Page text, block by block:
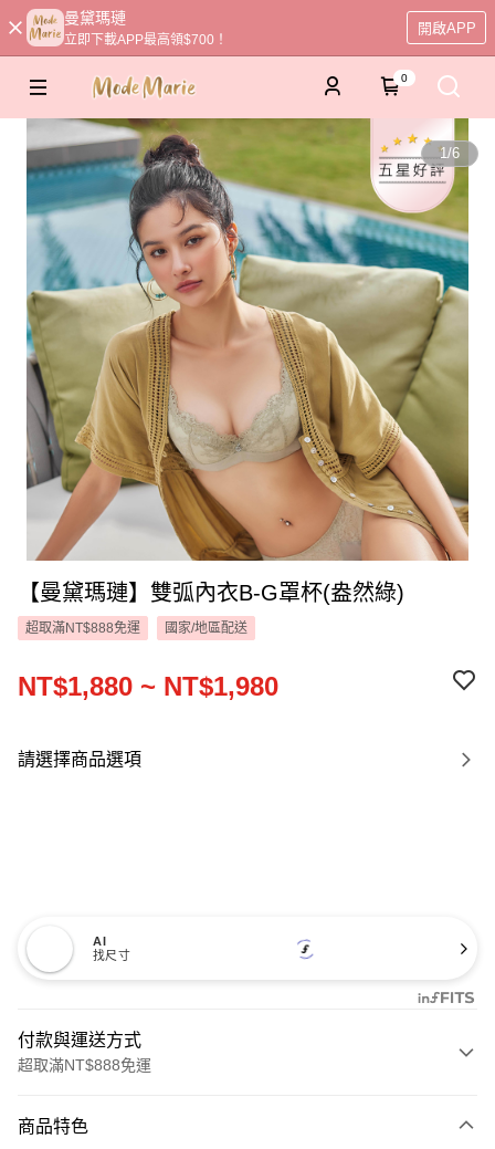
曼黛瑪璉
立即下載APP最高領$700！
開啟APP
0
1/6
【曼黛瑪璉】雙弧內衣B-G罩杯(盎然綠)
超取滿NT$888免運 國家/地區配送
NT$1,880 ~ NT$1,980
請選擇商品選項
AI
找尺寸
付款與運送方式
超取滿NT$888免運
信用卡一次付款
商品特色